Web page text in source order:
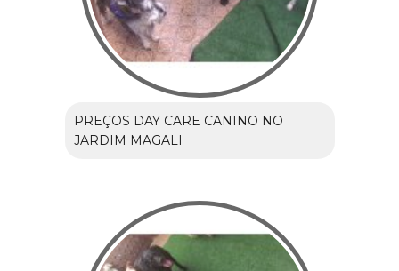
PREÇOS DAY CARE CANINO NO
JARDIM MAGALI